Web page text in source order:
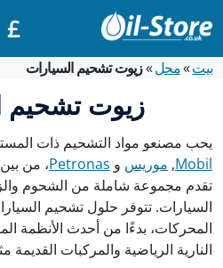
£
بيت»محل»زيوت تشحيم السيارات
زيوت تشحيم
يحب مصنعو مواد التشحيم ذات
Mobil
, موريس و Petronas، من
تقدم مجموعة شاملة من الشحوم
السيارات. تتوفر حلول تشحيم
المحركات، بدءًا من أحدث الأنظمة
النارية الرياضية والمركبات القديمة
سلتك(items: 0)
المجموع الفرعي
عرض
اذهب إلى